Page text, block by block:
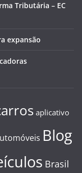
Tributária – EC
expansão
aplicativo
Blog
Brasil